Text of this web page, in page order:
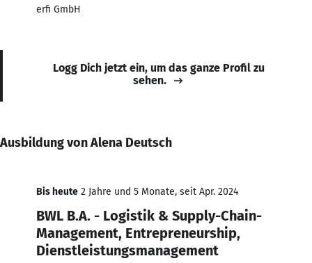
erfi GmbH
Logg Dich jetzt ein, um das ganze Profil zu
sehen.
Ausbildung von Alena Deutsch
Bis heute 2 Jahre und 5 Monate, seit Apr. 2024
BWL B.A. - Logistik & Supply-Chain-
Management, Entrepreneurship,
Dienstleistungsmanagement